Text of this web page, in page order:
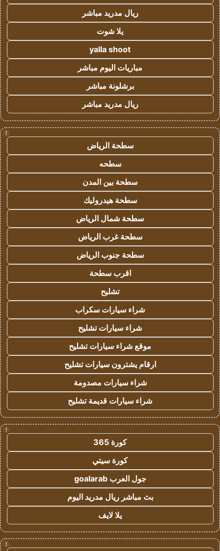
ريال مدريد مباشر
يلا شوت
yalla shoot
مباريات اليوم مباشر
برشلونة مباشر
ريال مدريد مباشر
!
سطحة الرياض
سطحه
سطحة بين المدن
سطحة هيدروليك
سطحة شمال الرياض
سطحة غرب الرياض
سطحة جنوب الرياض
اقرب سطحة
تشليح
شراء سيارات سكراب
شراء سيارات تشليح
موقع شراء سيارات تشليح
ارقام يشترون سيارات تشليح
شراء سيارات مصدومة
شراء سيارات قديمة تشليح
!
كورة 365
كورة سيتي
جول العرب goalarab
بث مباشر ريال مدريد اليوم
يلا لايف
!